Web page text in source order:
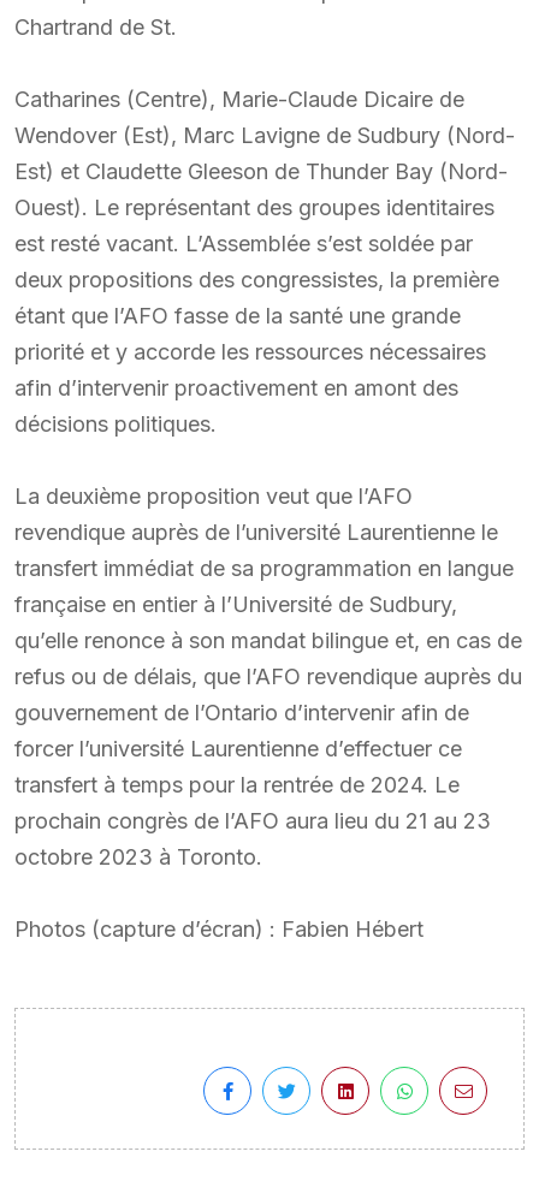
Chartrand de St.
Catharines (Centre), Marie-Claude Dicaire de
Wendover (Est), Marc Lavigne de Sudbury (Nord-
Est) et Claudette Gleeson de Thunder Bay (Nord-
Ouest). Le représentant des groupes identitaires
est resté vacant. L’Assemblée s’est soldée par
deux propositions des congressistes, la première
étant que l’AFO fasse de la santé une grande
priorité et y accorde les ressources nécessaires
afin d’intervenir proactivement en amont des
décisions politiques.
La deuxième proposition veut que l’AFO
revendique auprès de l’université Laurentienne le
transfert immédiat de sa programmation en langue
française en entier à l’Université de Sudbury,
qu’elle renonce à son mandat bilingue et, en cas de
refus ou de délais, que l’AFO revendique auprès du
gouvernement de l’Ontario d’intervenir afin de
forcer l’université Laurentienne d’effectuer ce
transfert à temps pour la rentrée de 2024. Le
prochain congrès de l’AFO aura lieu du 21 au 23
octobre 2023 à Toronto.
Photos (capture d’écran) : Fabien Hébert